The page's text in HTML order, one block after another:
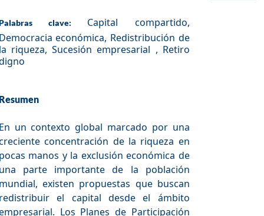
clave: Capital compartido,
económica, Redistribución de
riqueza, Sucesión empresarial , Retiro
un contexto global marcado por una
concentración de la riqueza en
manos y la exclusión económica de
parte importante de la población
existen propuestas que buscan
el capital desde el ámbito
Los Planes de Participación